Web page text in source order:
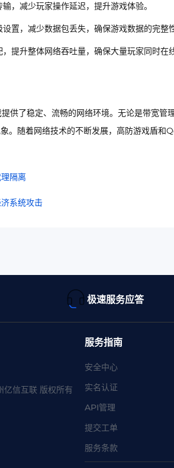
，减少玩家操作延迟，提升游戏体验。
置，减少数据包丢失，确保游戏数据的完整性
提升整体网络吞吐量，确保大量玩家同时在
供了稳定、流畅的网络环境。无论是带宽管
。随着网络技术的不断发展，高防游戏盾和
隔离
系统攻击
极速服务应答
信互联 版权所有
服务指南
安全中心
实名认证
API管理
提交工单
服务条款